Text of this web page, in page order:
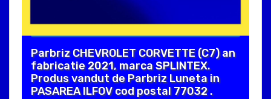
Parbriz CHEVROLET CORVETTE (C7) an
fabricatie 2021, marca SPLINTEX.
Produs vandut de Parbriz Luneta in
PASAREA ILFOV cod postal 77032 .